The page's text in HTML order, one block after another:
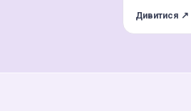
Дивитися ↗